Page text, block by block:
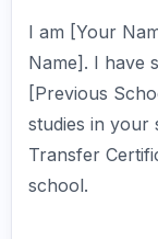
I am [Your
Name]. I have
[Previous
studies in your
Transfer
school.